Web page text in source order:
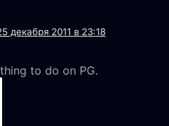
декабря 2011 в 23:18
to do on PG.